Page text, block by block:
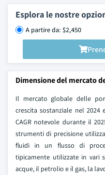
Esplora le nostre
A partire da: $2,450
Dimensione del mercato
Il mercato globale delle
crescita sostanziale nel 2024
CAGR notevole durante il
strumenti di precisione
fluidi in un flusso di
tipicamente utilizzate in vari
acque, il petrolio e il gas, la